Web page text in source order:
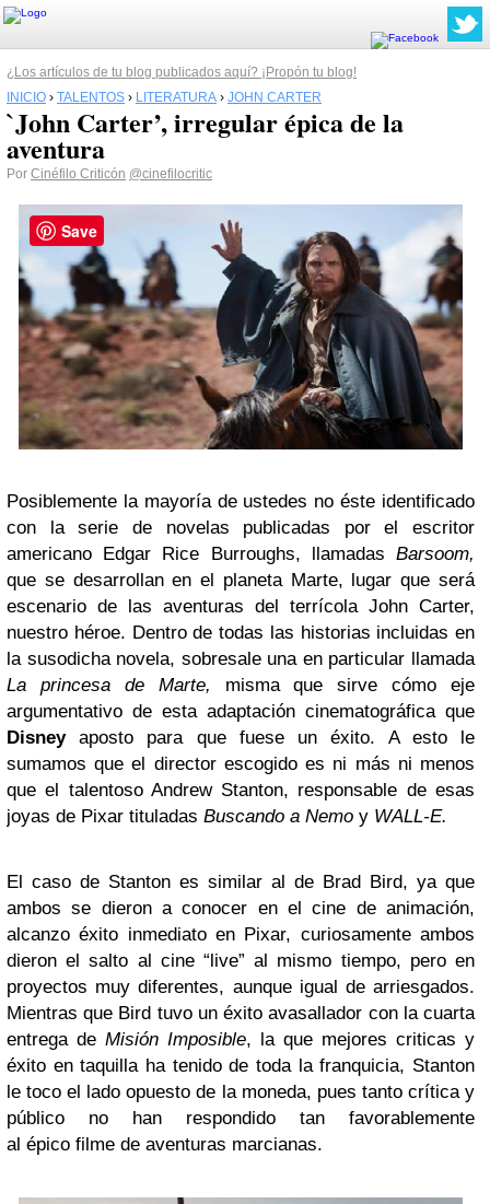
¿Los artículos de tu blog publicados aquí? ¡Propón tu blog!
INICIO › TALENTOS › LITERATURA › JOHN CARTER
`John Carter’, irregular épica de la
aventura
Por Cinéfilo Criticón @cinefilocritic
Posiblemente la mayoría de ustedes no éste identificado
con la serie de novelas publicadas por el escritor
americano Edgar Rice Burroughs, llamadas Barsoom,
que se desarrollan en el planeta Marte, lugar que será
escenario de las aventuras del terrícola John Carter,
nuestro héroe. Dentro de todas las historias incluidas en
la susodicha novela, sobresale una en particular llamada
La princesa de Marte, misma que sirve cómo eje
argumentativo de esta adaptación cinematográfica que
Disneyaposto para que fuese un éxito. A esto le
sumamos que el director escogido es ni más ni menos
que el talentoso Andrew Stanton, responsable de esas
joyas de Pixar tituladas Buscando a Nemo y WALL-E.
El caso de Stanton es similar al de Brad Bird, ya que
ambos se dieron a conocer en el cine de animación,
alcanzo éxito inmediato en Pixar, curiosamente ambos
dieron el salto al cine “live” al mismo tiempo, pero en
proyectos muy diferentes, aunque igual de arriesgados.
Mientras que Bird tuvo un éxito avasallador con la cuarta
entrega de Misión Imposible, la que mejores criticas y
éxito en taquilla ha tenido de toda la franquicia, Stanton
le toco el lado opuesto de la moneda, pues tanto crítica y
público no han respondido tan favorablemente
al épico filme de aventuras marcianas.
Save